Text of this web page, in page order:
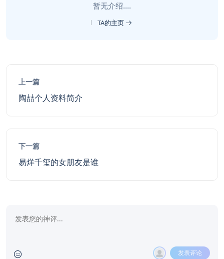
暂无介绍....
TA的主页
上一篇
陶喆个人资料简介
下一篇
易烊千玺的女朋友是谁
发表评论